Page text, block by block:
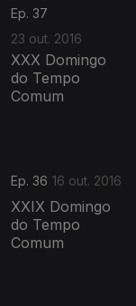
Ep. 37
23 out. 2016
XXX Domingo
do Tempo
Comum
Ep. 36 16 out. 2016
XXIX Domingo
do Tempo
Comum